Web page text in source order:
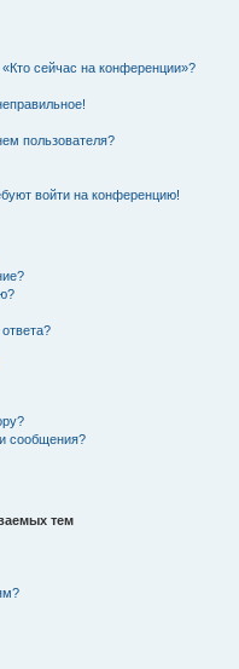
сейчас на конференции»?
пользователя?
войти на конференцию!
сообщения?
тем